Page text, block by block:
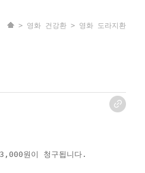
> 영화 건강환 > 영화 도라지환
원이 청구됩니다.